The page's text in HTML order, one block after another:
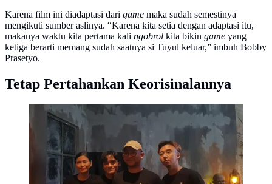
Karena film ini diadaptasi dari game maka sudah semestinya
mengikuti sumber aslinya. “Karena kita setia dengan adaptasi itu,
makanya waktu kita pertama kali ngobrol kita bikin game yang
ketiga berarti memang sudah saatnya si Tuyul keluar,” imbuh Bobby
Prasetyo.
Tetap Pertahankan Keorisinalannya